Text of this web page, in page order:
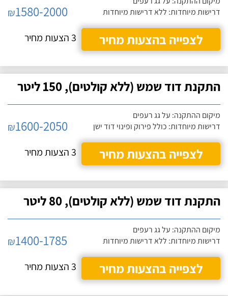
דרישות מיוחדות: ללא דרישות מיוחדות
₪1580-2000
לצפייה בהצעות מחיר
3 הצעות מחיר
התקנת דוד שמש (ללא קולטים), 150 ליטר
מיקום ההתקנה: על גג רעפים
דרישות מיוחדות: כולל פירוק ופינוי דוד ישן
₪1600-2050
לצפייה בהצעות מחיר
3 הצעות מחיר
התקנת דוד שמש (ללא קולטים), 80 ליטר
מיקום ההתקנה: על גג רעפים
דרישות מיוחדות: ללא דרישות מיוחדות
₪1400-1785
לצפייה בהצעות מחיר
3 הצעות מחיר